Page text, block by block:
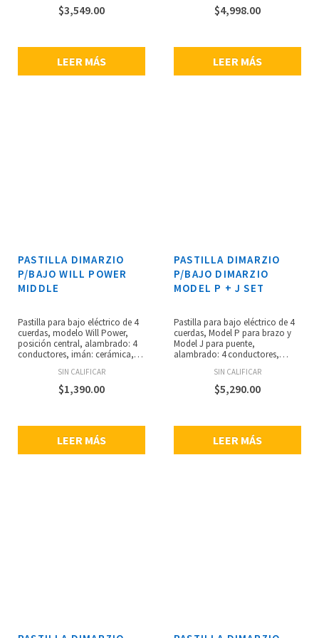
$3,549.00
LEER MÁS
7.80 kilo-ohms, calidez, sustain y
un tono limpio y vocal, no es
claros y limpios, agudos suaves
$4,998.00
LEER MÁS
PASTILLA DIMARZIO
P/BAJO WILL POWER
MIDDLE
Pastilla para bajo eléctrico de 4
cuerdas, modelo Will Power,
posición central, alambrado: 4
conductores, imán: cerámica,
11.45 kilo-ohms, sonido muy
profundo con una excelente
definición de gama baja,
SIN CALIFICAR
$1,390.00
LEER MÁS
PASTILLA DIMARZIO
P/BAJO DIMARZIO
MODEL P + J SET
Pastilla para bajo eléctrico de 4
cuerdas, Model P para brazo y
Model J para puente,
alambrado: 4 conductores,
estándar, resistencia: 11.54 y 6.82
kilo-ohms, recomendada para
brazo y puente, diseñada para
de dos tamaños diferentes para
brazo y para puente.
SIN CALIFICAR
$5,290.00
LEER MÁS